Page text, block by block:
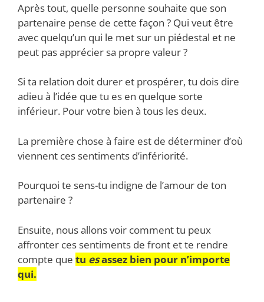
Après tout, quelle personne souhaite que son
partenaire pense de cette façon ? Qui veut être
avec quelqu’un qui le met sur un piédestal et ne
peut pas apprécier sa propre valeur ?
Si ta relation doit durer et prospérer, tu dois dire
adieu à l’idée que tu es en quelque sorte
inférieur. Pour votre bien à tous les deux.
La première chose à faire est de déterminer d’où
viennent ces sentiments d’infériorité.
Pourquoi te sens-tu indigne de l’amour de ton
partenaire ?
Ensuite, nous allons voir comment tu peux
affronter ces sentiments de front et te rendre
compte que tu esassez bien pour n’importe
qui.